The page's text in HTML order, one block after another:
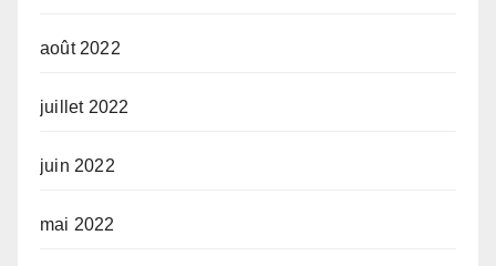
août 2022
juillet 2022
juin 2022
mai 2022